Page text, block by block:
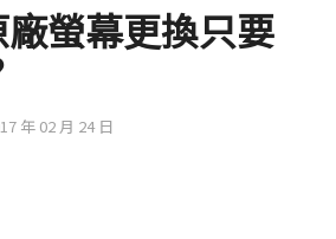
螢幕更換只要
年 02 月 24 日